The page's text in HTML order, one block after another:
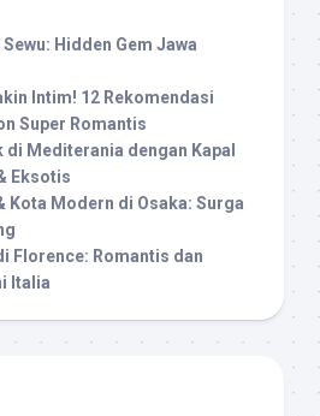
Hidden Gem Jawa
Intim! 12 Rekomendasi
Super Romantis
di Mediterania dengan Kapal
Eksotis
Kota Modern di Osaka: Surga
Florence: Romantis dan
Italia